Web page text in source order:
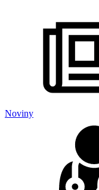
Noviny